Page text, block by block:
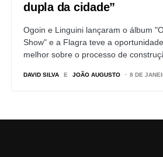
dupla da cidade”
Ogoin e Linguini lançaram o álbum
Show" e a Flagra teve a
melhor sobre o processo de
DAVID SILVA E JOÃO AUGUSTO 8 DE